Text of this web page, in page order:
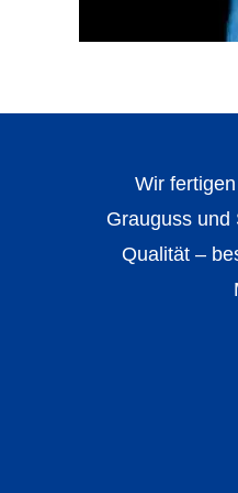
Wir
Grauguss und
Qualität –